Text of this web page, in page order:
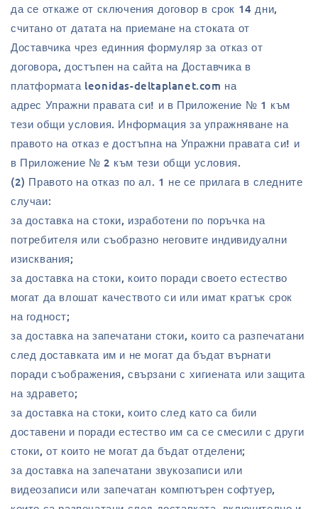
да се откаже от сключения договор в срок 14 дни,
считано от датата на приемане на стоката от
Доставчика чрез единния формуляр за отказ от
договора, достъпен на сайта на Доставчика в
платформата leonidas-deltaplanet.com на
адрес Упражни правата си! и в Приложение № 1 към
тези общи условия. Информация за упражняване на
правото на отказ е достъпна на Упражни правата си! и
в Приложение № 2 към тези общи условия.
(2) Правото на отказ по ал. 1 не се прилага в следните
случаи:
за доставка на стоки, изработени по поръчка на
потребителя или съобразно неговите индивидуални
изисквания;
за доставка на стоки, които поради своето естество
могат да влошат качеството си или имат кратък срок
на годност;
за доставка на запечатани стоки, които са разпечатани
след доставката им и не могат да бъдат върнати
поради съображения, свързани с хигиената или защита
на здравето;
за доставка на стоки, които след като са били
доставени и поради естество им са се смесили с други
стоки, от които не могат да бъдат отделени;
за доставка на запечатани звукозаписи или
видеозаписи или запечатан компютърен софтуер,